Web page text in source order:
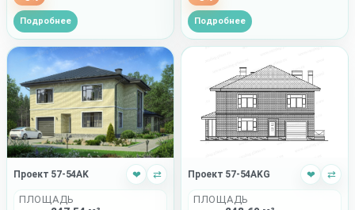
Подробнее Подробнее
Проект 57-54AK ❤ ⇄
ПЛОЩАДЬ
Проект 57-54AKG ❤ ⇄
ПЛОЩАДЬ